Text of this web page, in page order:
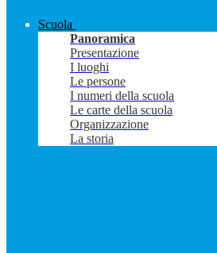
Scuola
Panoramica
Presentazione
I luoghi
Le persone
I numeri della scuola
Le carte della scuola
Organizzazione
La storia